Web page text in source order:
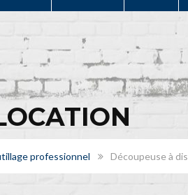
professionnel Découpeuse à